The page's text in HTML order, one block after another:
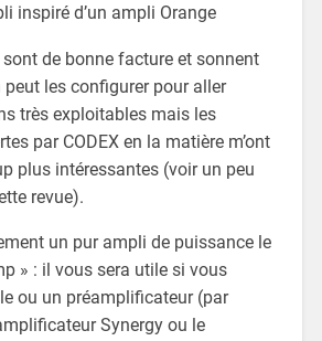
inspiré d’un ampli Orange
de bonne facture et sonnent
peut les configurer pour aller
très exploitables mais les
par CODEX en la matière m’ont
plus intéressantes (voir un peu
revue).
un pur ampli de puissance le
» : il vous sera utile si vous
ou un préamplificateur (par
Synergy ou le